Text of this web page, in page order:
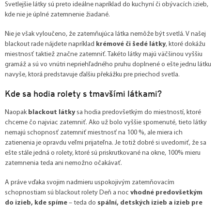
Svetlejšie látky sú preto ideálne napríklad do kuchyní či obývacích izieb,
kde nie je úplné zatemnenie žiadané.
Nie je však vyloučeno, že zatemňujúca látka nemôže být svetlá. V našej
blackout rade nájdete napríklad krémové či šedé látky, ktoré dokážu
miestnosť taktiež značne zatemniť. Takéto látky majú väčšinou vyššiu
gramáž a sú vo vnútri nepriehľadného pruhu doplnené o ešte jednu látku
navyše, ktorá predstavuje ďalšiu překážku pre priechod svetla.
Kde sa hodia rolety s tmavšími látkami?
Naopak blackout látky sa hodia predovšetkým do miestností, ktoré
chceme čo najviac zatemniť. Ako už bolo vyššie spomenuté, tieto látky
nemajú schopnosť zatemniť miestnosť na 100 %, ale miera ich
zatienenia je opravdu veľmi prijateľna. Je totiž dobré si uvedomiť, že sa
ešte stále jedná o rolety, ktoré sú priskrutkované na okne, 100% mieru
zatemnenia teda ani nemožno očakávať.
A práve vďaka svojim nadmieru uspokojivým zatemňovacím
schopnostiam sú blackout rolety Deň a noc vhodné predovšetkým
do izieb, kde spíme – teda do spální, detských izieb a izieb pre